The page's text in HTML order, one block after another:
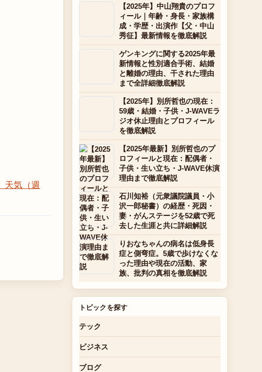
天気（週
【2025年】中山翔貴のプロフ
ィール｜年齢・身長・家族構
成・学歴・出演作【父・中山
秀征】最新情報を徹底解説
ゲンキングに関する2025年最
新情報と性別適合手術、結婚
と離婚の理由、干された理由
まで全詳細徹底解説
【2025年】別所哲也の現在：
59歳・結婚・子供・J-WAVEラ
ジオ休止理由とプロフィール
を徹底解説
【2025年最新】別所哲也のプ
ロフィールと現在：配偶者・
子供・生い立ち・J-WAVE休演
理由まで徹底解説
石川知裕（元衆議院議員・小
沢一郎秘書）の経歴・死因・
妻・がんステージを52歳で死
去した生涯と共に詳細解説
りおなちゃんの病名は低身長
症と側弯症。5歳で歩けなくな
った理由や現在の活動、家
族、批判の真相を徹底解説
トピックを探す
テック
ビジネス
ブログ